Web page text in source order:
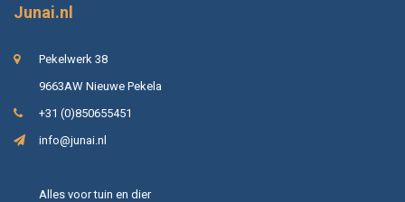
Junai.nl
Pekelwerk 38
9663AW Nieuwe Pekela
+31 (0)850655451
info@junai.nl
Alles voor tuin en dier